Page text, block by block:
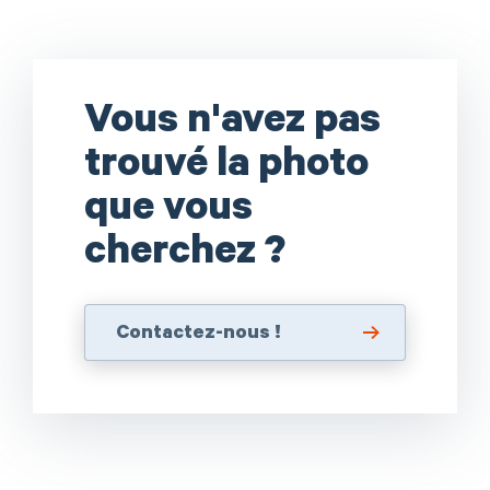
Vous n'avez pas
trouvé la photo
que vous
cherchez ?
Contactez-nous !